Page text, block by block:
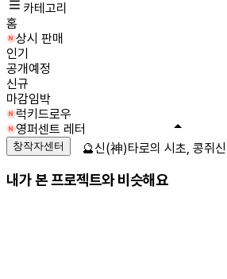
카테고리
홈
상시 판매
인기
공개예정
신규
마감임박
럭키드로우
영퍼센트 레터
창작자센터
내가 본 프로젝트와 비슷해요
🔮신(神)타로의 시초, 콩쥐